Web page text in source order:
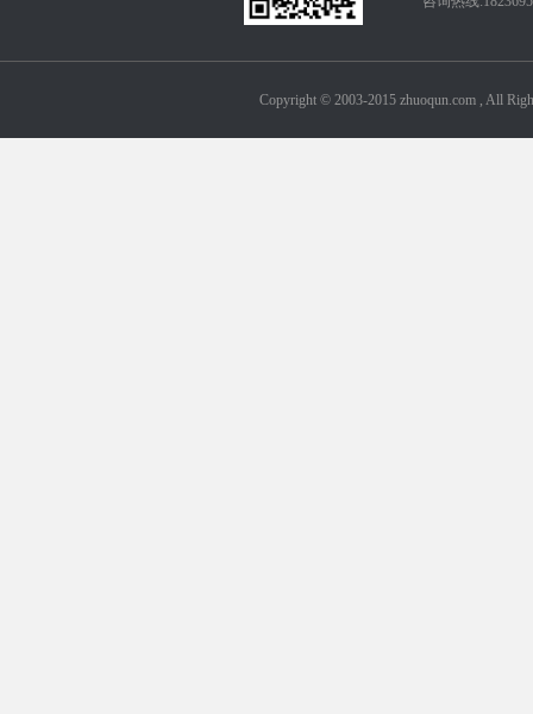
Copyright © 2003-2015 zhuoqun.com , All